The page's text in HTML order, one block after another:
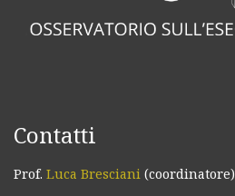
Contatti
Prof. Luca Bresciani (coordinatore)